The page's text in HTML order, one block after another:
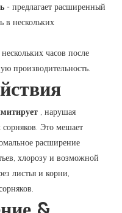
- предлагает расширенный
в нескольких
часов после
производительность.
, нарушая
Это мешает
расширение
хлорозу и возможной
листья и корни,